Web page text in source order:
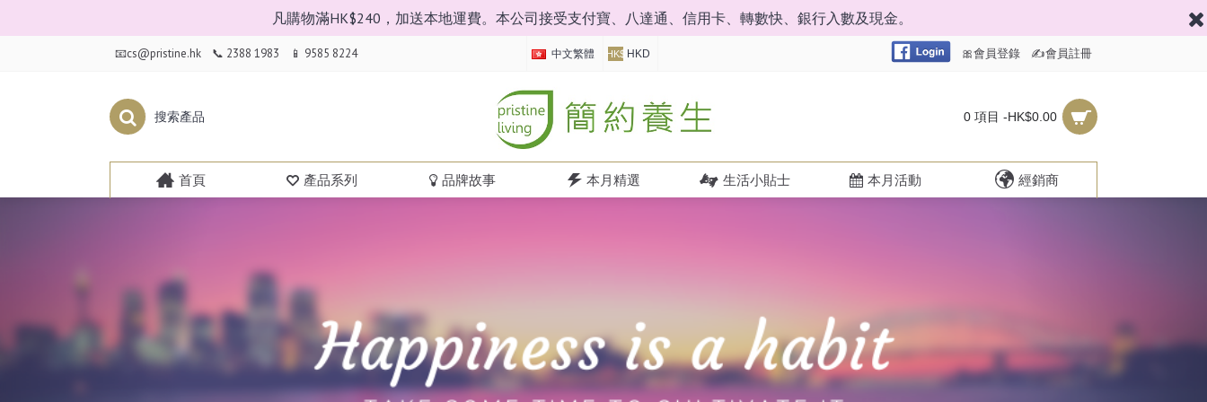
凡購物滿HK$240，加送本地運費。本公司接受支付寶、八達通、信用卡、轉數快、銀行入數及現金。
📧cs@pristine.hk 📞 2388 1983 📱 9585 8224 中文繁體 HK$ HKD 🎀會員登錄 ✍會員註冊
0 項目 -HK$0.00
首頁 產品系列 品牌故事 本月精選 生活小貼士 本月活動 經銷商